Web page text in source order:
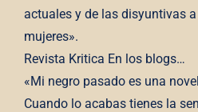
actuales y de las disyuntivas
mujeres».
Revista Kritica En los blogs…
«Mi negro pasado es una
Cuando lo acabas tienes la